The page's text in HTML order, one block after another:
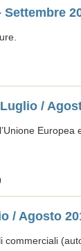
/
Europea
/ Agosto
commerciali